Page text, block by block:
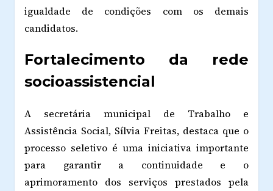
igualdade de condições com os demais
candidatos.
Fortalecimento da rede
socioassistencial
A secretária municipal de Trabalho e
Assistência Social, Sílvia Freitas, destaca que o
processo seletivo é uma iniciativa importante
para garantir a continuidade e o
aprimoramento dos serviços prestados pela